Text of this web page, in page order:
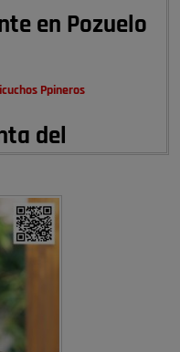
en Pozuelo
Ppineros
del
Pozuelo , pero yo si desde
de la
familias con hijos y no